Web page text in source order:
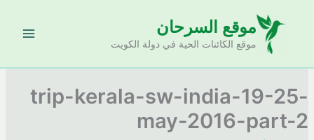
موقع السرحان
موقع الكائنات الحية في دولة الكويت
trip-kerala-sw-india-19-25-
may-2016-part-2